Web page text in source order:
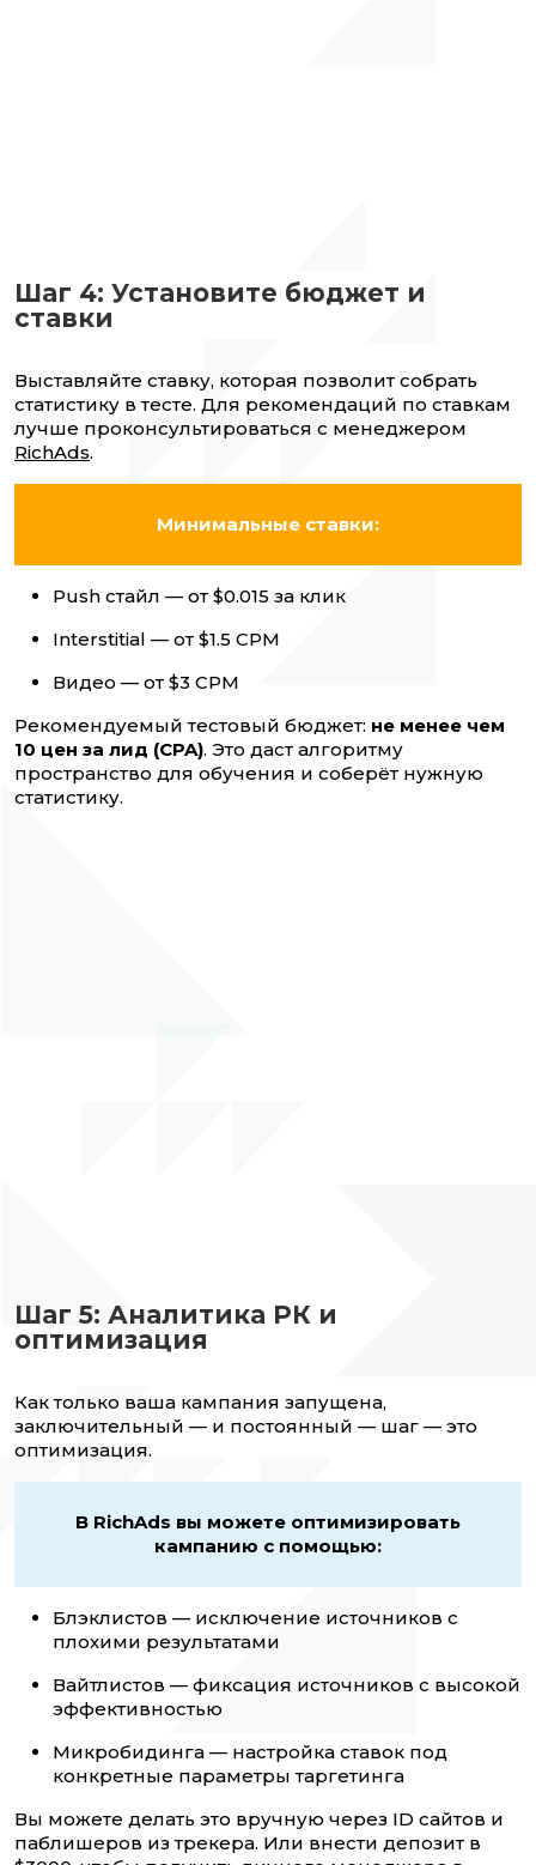
Шаг 4: Установите бюджет и
ставки
Выставляйте ставку, которая позволит собрать
статистику в тесте. Для рекомендаций по ставкам
лучше проконсультироваться с менеджером
RichAds.
Минимальные ставки:
Push стайл — от $0.015 за клик
Interstitial — от $1.5 CPM
Видео — от $3 CPM
Рекомендуемый тестовый бюджет: не менее чем
10 цен за лид (CPA). Это даст алгоритму
пространство для обучения и соберёт нужную
статистику.
Шаг 5: Аналитика РК и
оптимизация
Как только ваша кампания запущена,
заключительный — и постоянный — шаг — это
оптимизация.
В RichAds вы можете оптимизировать
кампанию с помощью:
Блэклистов — исключение источников с
плохими результатами
Вайтлистов — фиксация источников с высокой
эффективностью
Микробидинга — настройка ставок под
конкретные параметры таргетинга
Вы можете делать это вручную через ID сайтов и
паблишеров из трекера. Или внести депозит в